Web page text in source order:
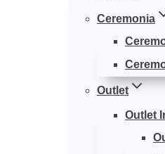
Ceremonia
Outlet
Outlet